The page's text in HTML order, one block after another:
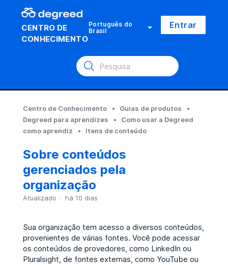
CENTRO DE
CONHECIMENTO
Português do
Brasil Entrar
Centro de Conhecimento
Guias de produtos
Degreed para aprendizes
Como usar a Degreed
como aprendiz
Itens de conteúdo
Sobre conteúdos
gerenciados pela
organização
Atualizado há 10 dias
Sua organização tem acesso a diversos conteúdos,
provenientes de várias fontes. Você pode acessar
os conteúdos de provedores, como LinkedIn ou
Pluralsight, de fontes externas, como YouTube ou